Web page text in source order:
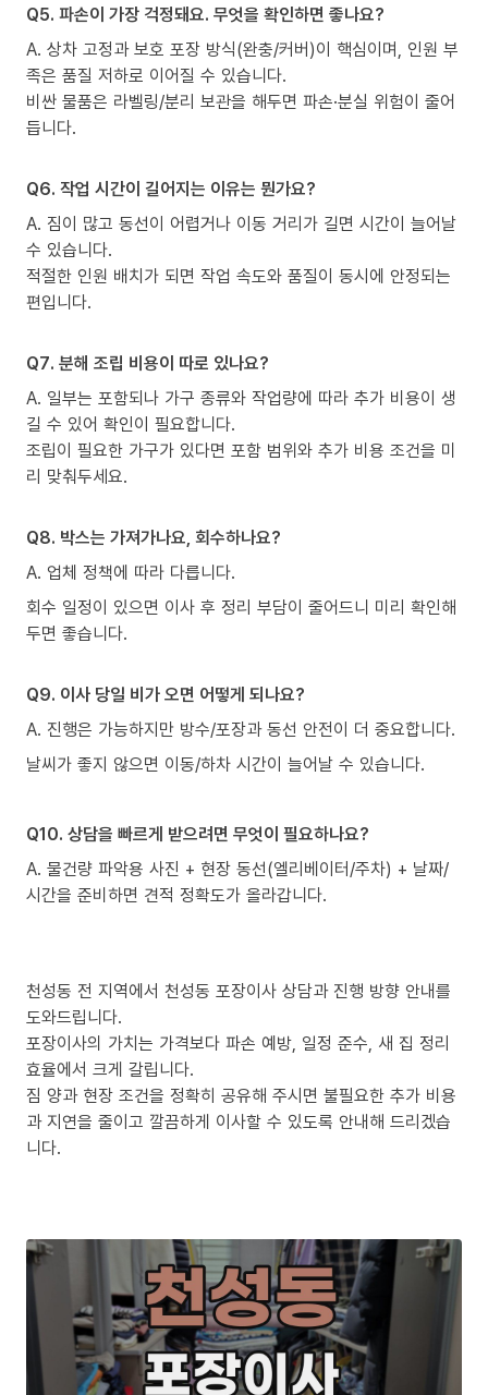
Q5. 파손이 가장 걱정돼요. 무엇을 확인하면 좋나요?
A. 상차 고정과 보호 포장 방식(완충/커버)이 핵심이며, 인원 부
족은 품질 저하로 이어질 수 있습니다.
비싼 물품은 라벨링/분리 보관을 해두면 파손·분실 위험이 줄어
듭니다.
Q6. 작업 시간이 길어지는 이유는 뭔가요?
A. 짐이 많고 동선이 어렵거나 이동 거리가 길면 시간이 늘어날
수 있습니다.
적절한 인원 배치가 되면 작업 속도와 품질이 동시에 안정되는
편입니다.
Q7. 분해 조립 비용이 따로 있나요?
A. 일부는 포함되나 가구 종류와 작업량에 따라 추가 비용이 생
길 수 있어 확인이 필요합니다.
조립이 필요한 가구가 있다면 포함 범위와 추가 비용 조건을 미
리 맞춰두세요.
Q8. 박스는 가져가나요, 회수하나요?
A. 업체 정책에 따라 다릅니다.
회수 일정이 있으면 이사 후 정리 부담이 줄어드니 미리 확인해
두면 좋습니다.
Q9. 이사 당일 비가 오면 어떻게 되나요?
A. 진행은 가능하지만 방수/포장과 동선 안전이 더 중요합니다.
날씨가 좋지 않으면 이동/하차 시간이 늘어날 수 있습니다.
Q10. 상담을 빠르게 받으려면 무엇이 필요하나요?
A. 물건량 파악용 사진 + 현장 동선(엘리베이터/주차) + 날짜/
시간을 준비하면 견적 정확도가 올라갑니다.
천성동 전 지역에서 천성동 포장이사 상담과 진행 방향 안내를
도와드립니다.
포장이사의 가치는 가격보다 파손 예방, 일정 준수, 새 집 정리
효율에서 크게 갈립니다.
짐 양과 현장 조건을 정확히 공유해 주시면 불필요한 추가 비용
과 지연을 줄이고 깔끔하게 이사할 수 있도록 안내해 드리겠습
니다.